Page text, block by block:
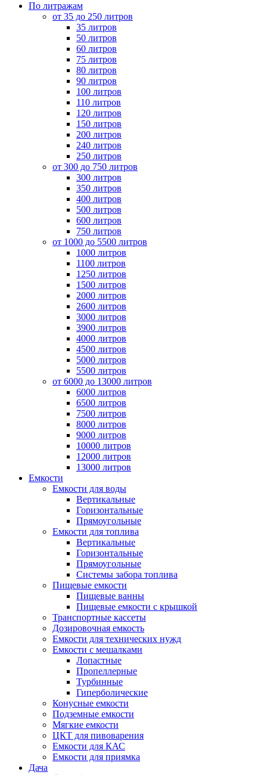
По литражам
от 35 до 250 литров
35 литров
50 литров
60 литров
75 литров
80 литров
90 литров
100 литров
110 литров
120 литров
150 литров
200 литров
240 литров
250 литров
от 300 до 750 литров
300 литров
350 литров
400 литров
500 литров
600 литров
750 литров
от 1000 до 5500 литров
1000 литров
1100 литров
1250 литров
1500 литров
2000 литров
2600 литров
3000 литров
3900 литров
4000 литров
4500 литров
5000 литров
5500 литров
от 6000 до 13000 литров
6000 литров
6500 литров
7500 литров
8000 литров
9000 литров
10000 литров
12000 литров
13000 литров
Емкости
Емкости для воды
Вертикальные
Горизонтальные
Прямоугольные
Емкости для топлива
Вертикальные
Горизонтальные
Прямоугольные
Системы забора топлива
Пищевые емкости
Пищевые ванны
Пищевые емкости с крышкой
Транспортные кассеты
Дозировочная емкость
Емкости для технических нужд
Емкости с мешалками
Лопастные
Пропеллерные
Турбинные
Гиперболические
Конусные емкости
Подземные емкости
Мягкие емкости
ЦКТ для пивоварения
Емкости для КАС
Емкости для приямка
Дача